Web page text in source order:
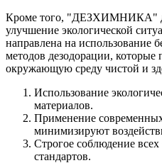
Кроме того, "ДЕЗХИМНИКА"
улучшение экологической
направлена на использование
методов дезодорации, которые
окружающую среду чистой и
Использование
материалов.
Применение
минимизируют
Строгое соблюдение
стандартов.